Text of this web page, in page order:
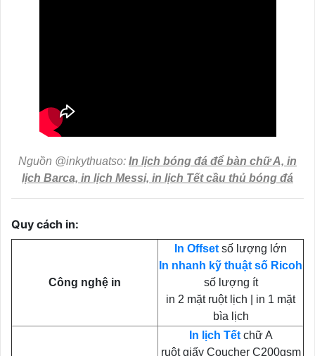
Nguồn @inkythuatso: In lịch bóng đá để bàn chữ A, in
lịch Barca, in lịch Messi, in lịch Tết cầu thủ bóng đá
Quy cách in:
Công nghệ in
In Offsetsố lượng lớn
In nhanh kỹ thuật số Ricoh
số lượng ít
in 2 mặt ruột lịch | in 1 mặt
bìa lịch
In lịch Tếtchữ A
ruột giấy Coucher C200gsm